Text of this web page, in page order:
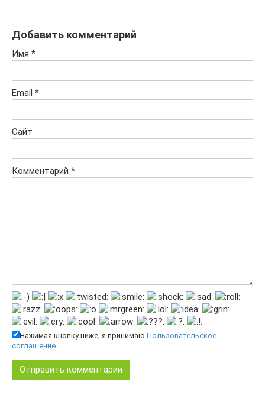
Добавить комментарий
Имя *
Email *
Сайт
Комментарий *
Нажимая кнопку ниже, я принимаю Пользовательское
соглашение